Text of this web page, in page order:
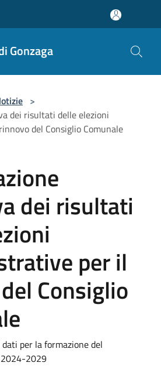
Gonzaga
>
dei risultati delle elezioni
del Consiglio Comunale
dei risultati
per il
Consiglio
per la formazione del
2024-2029